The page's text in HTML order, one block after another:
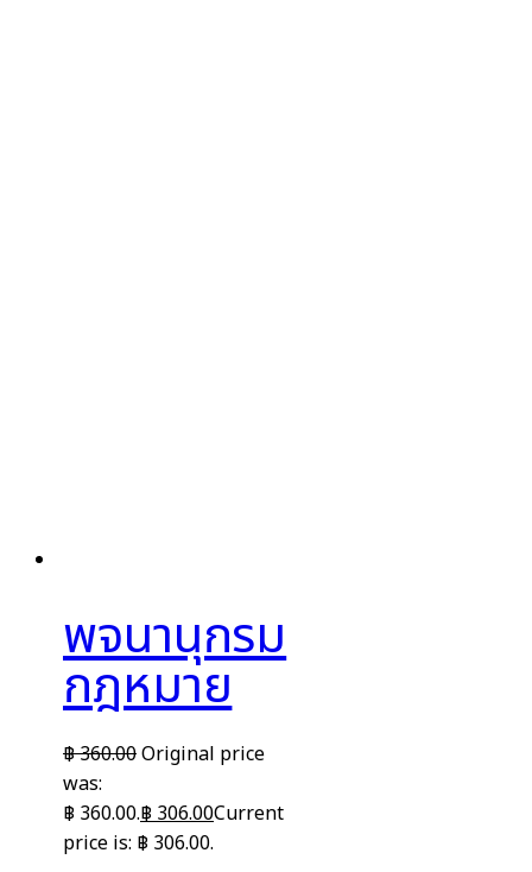
พจนานุกรม
กฎหมาย
฿360.00Original price
was:
฿ 360.00.฿306.00Current
price is: ฿ 306.00.